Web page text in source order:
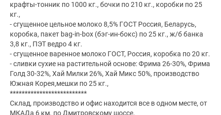
крафты-тонник по 1000 кг., бочки по 210 кг., коробки по 25
кг.,
- сгущенное цельное молоко 8,5% ГОСТ Россия, Беларусь,
коробка, пакет bag-in-box (бэг-ин-бокс) по 25 кг., ж/б банка
3,8 кг., ПЭТ ведро 4 кг.
- сгущенное варенное молоко ГОСТ, Россия, коробка по 20 кг.
- сливки сухие на растительной основе: Фрима 26-30%, Фрима
Голд 30-32%, Хай Милки 26%, Хай Микс 50%, производство
Южная Корея,мешки по 25 кг.,
**************************
Склад, производство и офис находится все в одном месте, от
МКАДа 6 км. по Дмитровскому шоссе.